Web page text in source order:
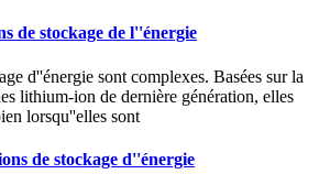
de stockage de l''énergie
d''énergie sont complexes. Basées sur la
lithium-ion de dernière génération, elles
lorsqu''elles sont
de stockage d''énergie